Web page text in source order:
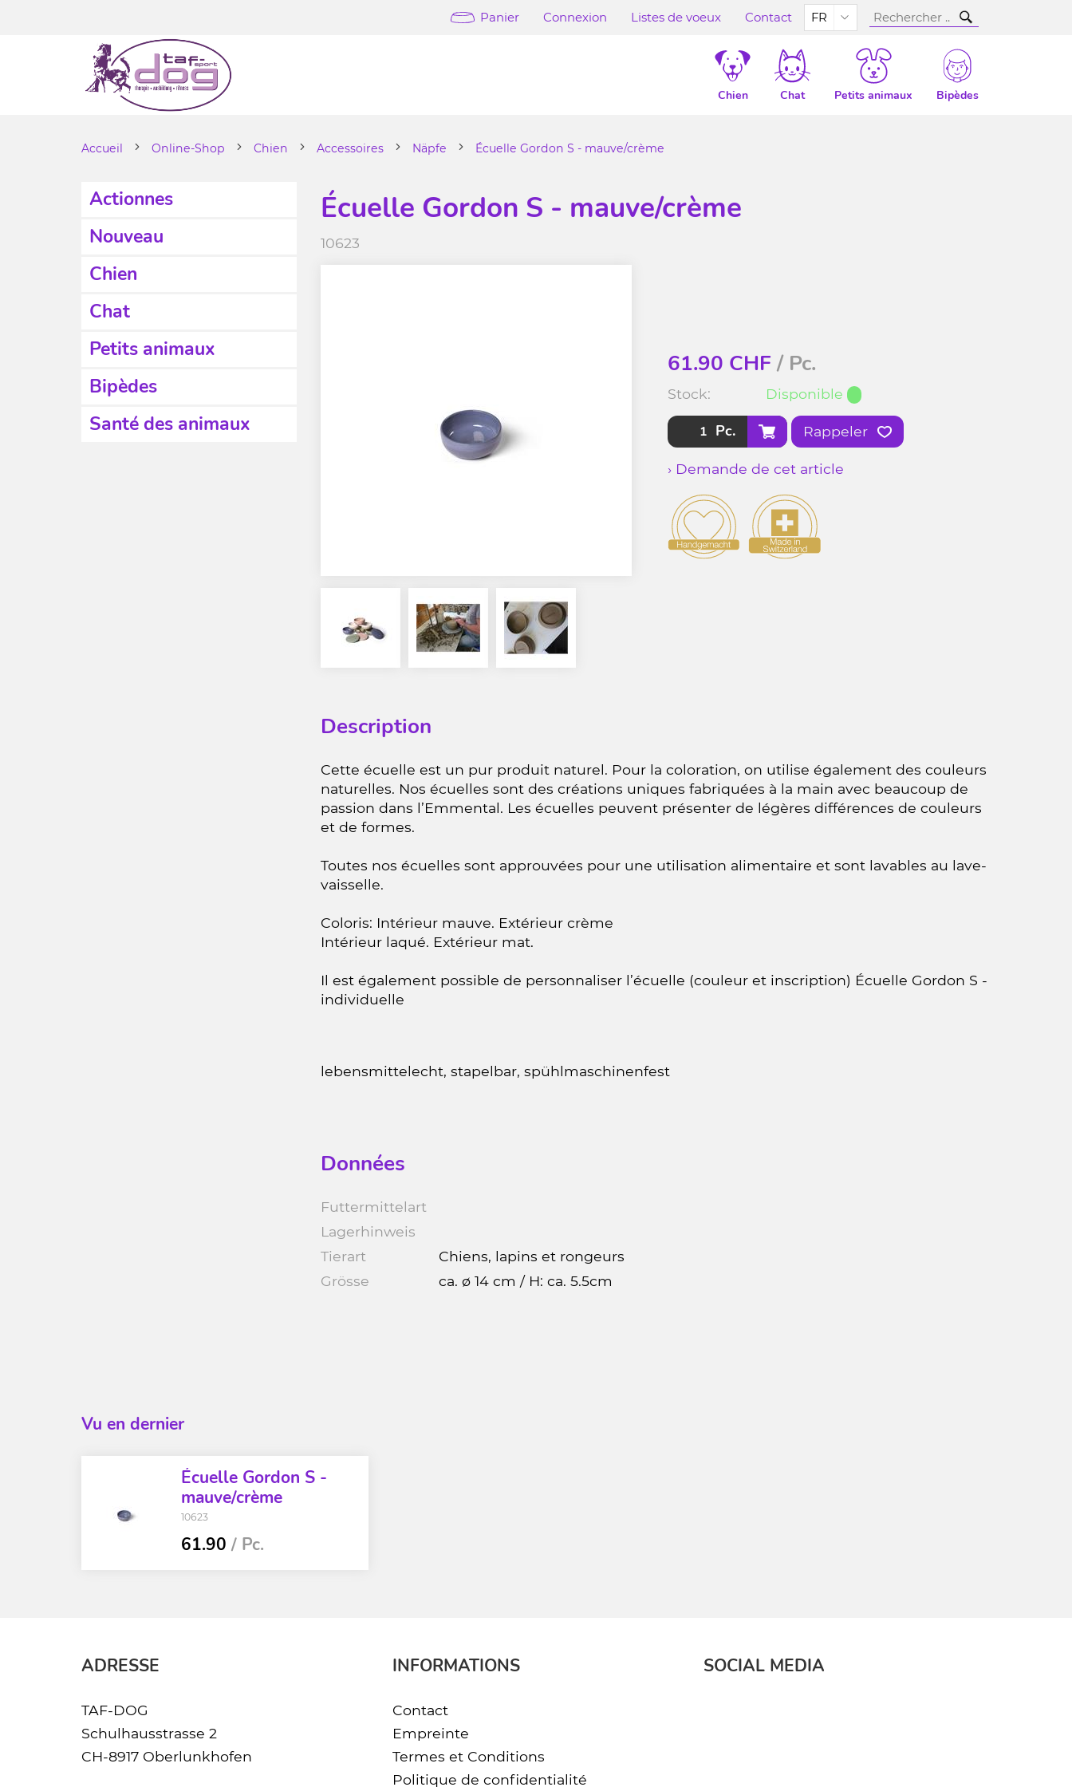
Panier Connexion Listes de voeux Contact FR
Chien Chat Petits animaux Bipèdes
Accueil Online-Shop Chien Accessoires Näpfe Écuelle Gordon S - mauve/crème
Actionnes
Nouveau
Chien
Chat
Petits animaux
Bipèdes
Santé des animaux
Écuelle Gordon S - mauve/crème
10623
61.90 CHF/ Pc.
Stock: Disponible
Pc. Rappeler
› Demande de cet article
Description
Cette écuelle est un pur produit naturel. Pour la coloration, on utilise également des couleurs
naturelles. Nos écuelles sont des créations uniques fabriquées à la main avec beaucoup de
passion dans l’Emmental. Les écuelles peuvent présenter de légères différences de couleurs
et de formes.
Toutes nos écuelles sont approuvées pour une utilisation alimentaire et sont lavables au lave-
vaisselle.
Coloris: Intérieur mauve. Extérieur crème
Intérieur laqué. Extérieur mat.
Il est également possible de personnaliser l’écuelle (couleur et inscription) Écuelle Gordon S -
individuelle
lebensmittelecht, stapelbar, spühlmaschinenfest
Données
Futtermittelart
Lagerhinweis
Tierart
Chiens, lapins et rongeurs
Grösse
ca. ø 14 cm / H: ca. 5.5cm
Vu en dernier
Écuelle Gordon S -
mauve/crème
10623
61.90 / Pc.
ADRESSE
TAF-DOG
Schulhausstrasse 2
CH-8917 Oberlunkhofen
INFORMATIONS
Contact
Empreinte
Termes et Conditions
Politique de confidentialité
SOCIAL MEDIA